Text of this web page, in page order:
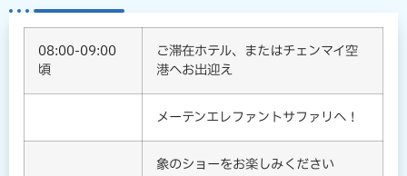
08:00-09:00
頃
ご滞在ホテル、またはチェンマイ空
港へお出迎え
メーテンエレファントサファリへ！
象のショーをお楽しみください